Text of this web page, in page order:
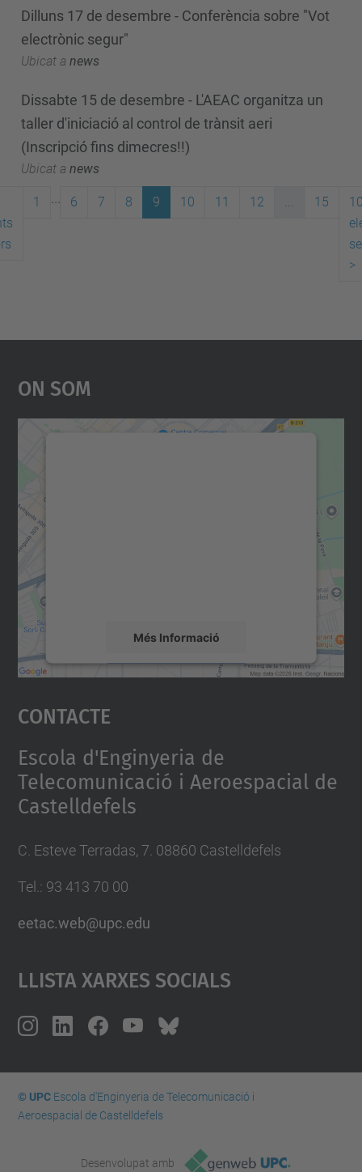
Dilluns 17 de desembre - Conferència sobre "Vot
electrònic segur"
Ubicat a news
Dissabte 15 de desembre - L'AEAC organitza un
taller d'iniciació al control de trànsit aeri
(Inscripció fins dimecres!!)
Ubicat a news
1 6 7 8 9 10 11 12 ... 15
>
On Som
Més Informació
Accepta
powered by
Contacte
Escola d'Enginyeria de
Telecomunicació i Aeroespacial de
Castelldefels
C. Esteve Terradas, 7. 08860 Castelldefels
Tel.: 93 413 70 00
eetac.web@upc.edu
Llista Xarxes Socials
© UPCEscola d'Enginyeria de Telecomunicació i
Aeroespacial de Castelldefels
Desenvolupat amb